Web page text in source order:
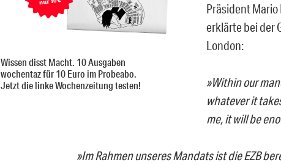
Wissen disst Macht. 10 Ausgaben
wochentaz für 10 Euro im Probeabo.
Jetzt die linke Wochenzeitung testen!
Präsident Mario
erklärte bei der
London:
»Within our
whatever it
me, it will be
»Im Rahmen unseres Mandats ist die EZB